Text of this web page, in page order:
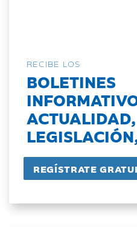
RECIBE LOS
BOLETINES
ACTUALIDAD,